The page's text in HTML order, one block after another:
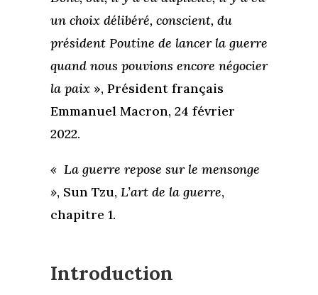
un choix délibéré, conscient, du
président Poutine de lancer la guerre
quand nous pouvions encore négocier
la paix », Président français
Emmanuel Macron, 24 février
2022.
« La guerre repose sur le mensonge
», Sun Tzu, L’art de la guerre,
chapitre 1.
Introduction